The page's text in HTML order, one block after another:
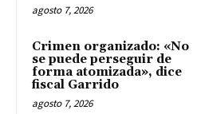
agosto 7, 2026
Crimen organizado: «No
se puede perseguir de
forma atomizada», dice
fiscal Garrido
agosto 7, 2026